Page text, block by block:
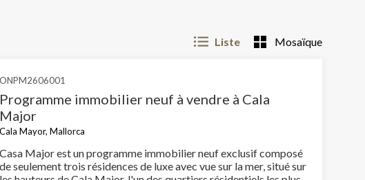
Liste Mosaïque
ONPM2606001
Programme immobilier neuf à vendre à Cala
Major
Cala Mayor, Mallorca
Casa Major est un programme immobilier neuf exclusif composé
de seulement trois résidences de luxe avec vue sur la mer, situé sur